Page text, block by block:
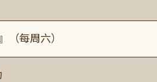
（每周六）